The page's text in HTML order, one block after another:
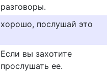
разговоры.
хорошо, послушай это
Если вы захотите
прослушать ее.